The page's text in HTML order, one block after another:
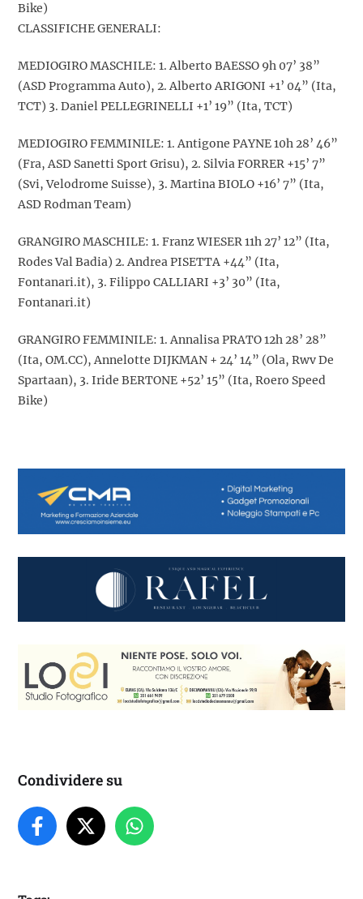
Bike)
CLASSIFICHE GENERALI:
MEDIOGIRO MASCHILE: 1. Alberto BAESSO 9h 07’ 38”
(ASD Programma Auto), 2. Alberto ARIGONI +1’ 04” (Ita,
TCT) 3. Daniel PELLEGRINELLI +1’ 19” (Ita, TCT)
MEDIOGIRO FEMMINILE: 1. Antigone PAYNE 10h 28’ 46”
(Fra, ASD Sanetti Sport Grisu), 2. Silvia FORRER +15’ 7”
(Svi, Velodrome Suisse), 3. Martina BIOLO +16’ 7” (Ita,
ASD Rodman Team)
GRANGIRO MASCHILE: 1. Franz WIESER 11h 27’ 12” (Ita,
Rodes Val Badia) 2. Andrea PISETTA +44” (Ita,
Fontanari.it), 3. Filippo CALLIARI +3’ 30” (Ita,
Fontanari.it)
GRANGIRO FEMMINILE: 1. Annalisa PRATO 12h 28’ 28”
(Ita, OM.CC), Annelotte DIJKMAN + 24’ 14” (Ola, Rwv De
Spartaan), 3. Iride BERTONE +52’ 15” (Ita, Roero Speed
Bike)
Condividere su